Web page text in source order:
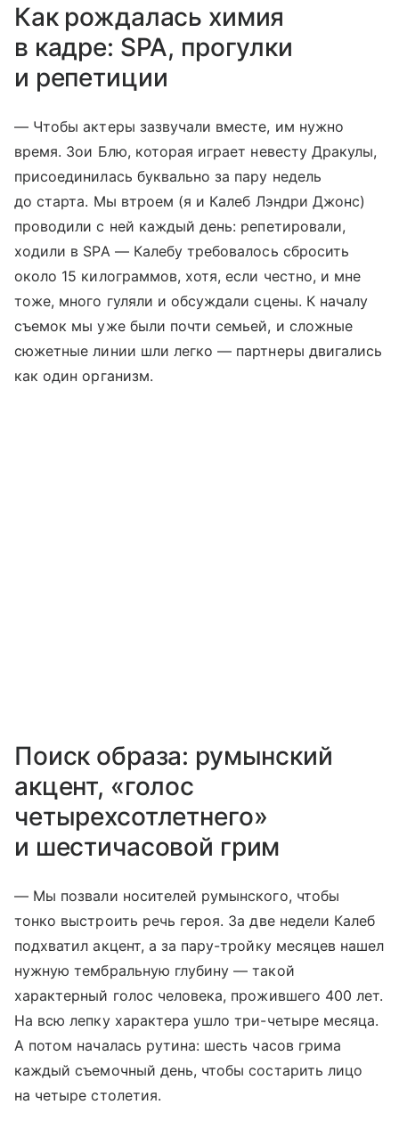
Как рождалась химия
в кадре: SPA, прогулки
и репетиции
— Чтобы актеры зазвучали вместе, им нужно
время. Зои Блю, которая играет невесту Дракулы,
присоединилась буквально за пару недель
до старта. Мы втроем (я и Калеб Лэндри Джонс)
проводили с ней каждый день: репетировали,
ходили в SPA — Калебу требовалось сбросить
около 15 килограммов, хотя, если честно, и мне
тоже, много гуляли и обсуждали сцены. К началу
съемок мы уже были почти семьей, и сложные
сюжетные линии шли легко — партнеры двигались
как один организм.
Поиск образа: румынский
акцент, «голос
четырехсотлетнего»
и шестичасовой грим
— Мы позвали носителей румынского, чтобы
тонко выстроить речь героя. За две недели Калеб
подхватил акцент, а за пару-тройку месяцев нашел
нужную тембральную глубину — такой
характерный голос человека, прожившего 400 лет.
На всю лепку характера ушло три-четыре месяца.
А потом началась рутина: шесть часов грима
каждый съемочный день, чтобы состарить лицо
на четыре столетия.